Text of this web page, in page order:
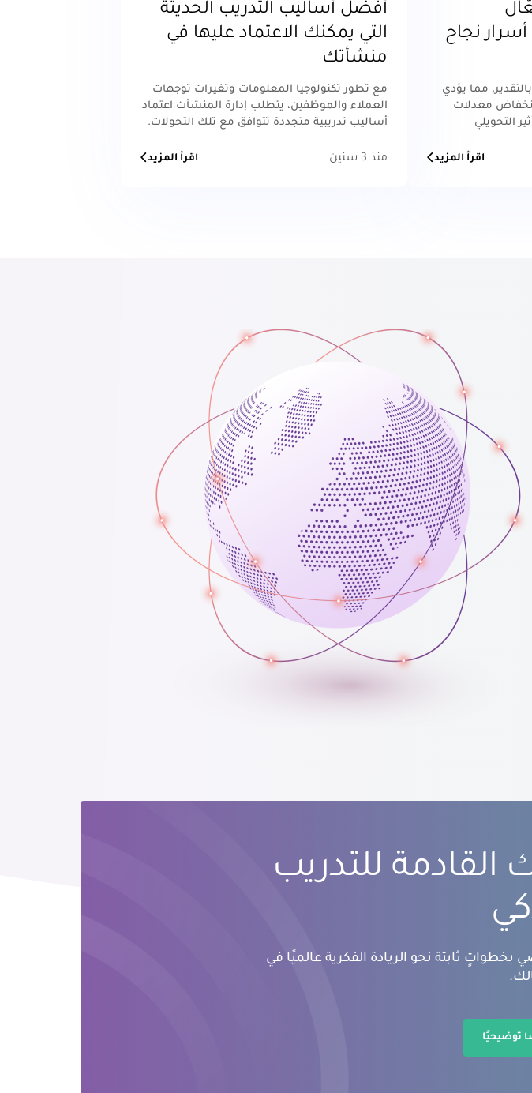
نجاح
مما يؤدي
وانخفاض معدلات
التحويلي
اقرأ المزيد
أفضل أساليب التدريب الحديثة
التي يمكنك الاعتماد عليها في
منشأتك
مع تطور تكنولوجيا المعلومات وتغيرات توجهات
العملاء والموظفين، يتطلب إدارة المنشأت اعتماد
أساليب تدريبية متجددة تتوافق مع تلك التحولات.
منذ 3 سنين اقرأ المزيد
للتدريب
ثابتة نحو الريادة الفكرية عالميًا في
توضيحيًا